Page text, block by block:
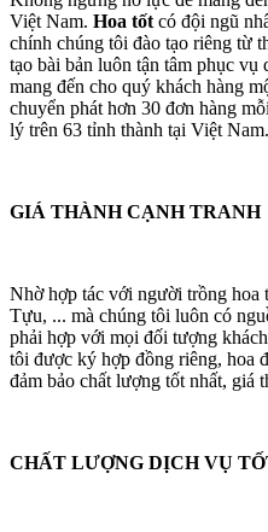
Việt Nam. Hoa tốt có đội ngũ
chính chúng tôi đào tạo riêng từ
tạo bài bản luôn tận tâm phục
mang đến cho quý khách hàng
chuyển phát hơn 30 đơn hàng
lý trên 63 tỉnh thành tại Việt Nam.
GIÁ THÀNH CẠNH TRANH
Nhờ hợp tác với người trồng
Tựu, ... mà chúng tôi luôn có
phải hợp với mọi đối tượng
tôi được ký hợp đồng riêng, hoa
đảm bảo chất lượng tốt nhất, giá
CHẤT LƯỢNG DỊCH VỤ